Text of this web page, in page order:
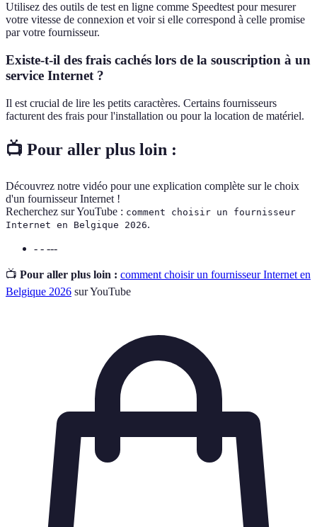
Utilisez des outils de test en ligne comme Speedtest pour mesurer
votre vitesse de connexion et voir si elle correspond à celle promise
par votre fournisseur.
Existe-t-il des frais cachés lors de la souscription à un
service Internet ?
Il est crucial de lire les petits caractères. Certains fournisseurs
facturent des frais pour l'installation ou pour la location de matériel.
📺 Pour aller plus loin :
Découvrez notre vidéo pour une explication complète sur le choix
d'un fournisseur Internet !
Recherchez sur YouTube : comment choisir un fournisseur
Internet en Belgique 2026.
- - ---
📺 Pour aller plus loin : comment choisir un fournisseur Internet en
Belgique 2026 sur YouTube